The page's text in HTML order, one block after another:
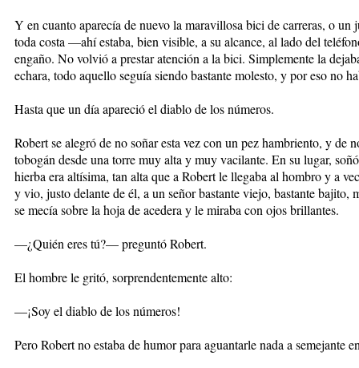
Y en cuanto aparecía de nuevo la maravillosa bici de carreras, o un
toda costa —ahí estaba, bien visible, a su alcance, al lado del
engaño. No volvió a prestar atención a la bici. Simplemente la
echara, todo aquello seguía siendo bastante molesto, y por eso no
Hasta que un día apareció el diablo de los números.
Robert se alegró de no soñar esta vez con un pez hambriento, y de
tobogán desde una torre muy alta y muy vacilante. En su lugar,
hierba era altísima, tan alta que a Robert le llegaba al hombro y a
y vio, justo delante de él, a un señor bastante viejo, bastante bajito,
se mecía sobre la hoja de acedera y le miraba con ojos brillantes.
—¿Quién eres tú?— preguntó Robert.
El hombre le gritó, sorprendentemente alto:
—¡Soy el diablo de los números!
Pero Robert no estaba de humor para aguantarle nada a semejante